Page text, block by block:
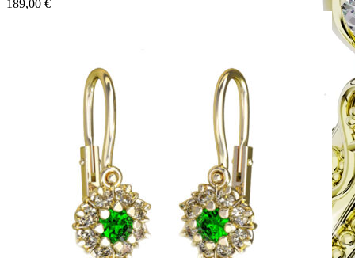
189,00 €